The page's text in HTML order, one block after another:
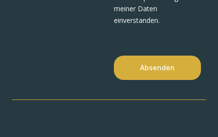
meiner Daten
einverstanden.
Absenden